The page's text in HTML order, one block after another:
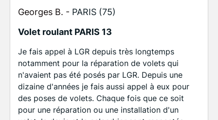
Georges B. - PARIS (75)
Volet roulant PARIS 13
Je fais appel à LGR depuis très longtemps
notamment pour la réparation de volets qui
n'avaient pas été posés par LGR. Depuis une
dizaine d'années je fais aussi appel à eux pour
des poses de volets. Chaque fois que ce soit
pour une réparation ou une installation d'un